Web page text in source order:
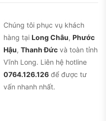
Chúng tôi phục vụ khách
hàng tại Long Châu, Phước
Hậu, Thanh Đức và toàn tỉnh
Vĩnh Long. Liên hệ hotline
0764.126.126 để được tư
vấn nhanh nhất.